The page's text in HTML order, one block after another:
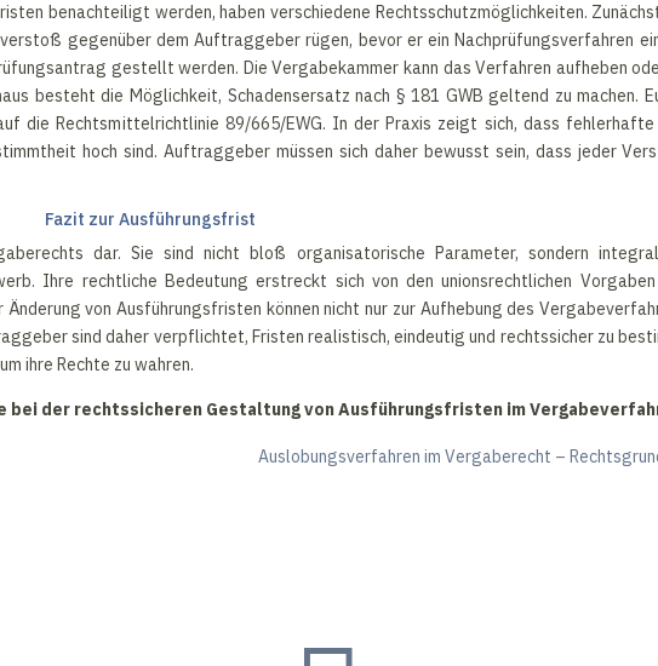
benachteiligt werden, haben verschiedene Rechtsschutzmöglichkeiten.
gegenüber dem Auftraggeber rügen, bevor er ein Nachprüfungsverfahren
gestellt werden. Die Vergabekammer kann das Verfahren aufheben
besteht die Möglichkeit, Schadensersatz nach § 181 GWB geltend zu machen.
die Rechtsmittelrichtlinie 89/665/EWG. In der Praxis zeigt sich, dass
hoch sind. Auftraggeber müssen sich daher bewusst sein, dass jeder
Fazit zur Ausführungsfrist
dar. Sie sind nicht bloß organisatorische Parameter, sondern
Ihre rechtliche Bedeutung erstreckt sich von den unionsrechtlichen
von Ausführungsfristen können nicht nur zur Aufhebung des
sind daher verpflichtet, Fristen realistisch, eindeutig und rechtssicher zu
ihre Rechte zu wahren.
der rechtssicheren Gestaltung von Ausführungsfristen im
Auslobungsverfahren im Vergaberecht –